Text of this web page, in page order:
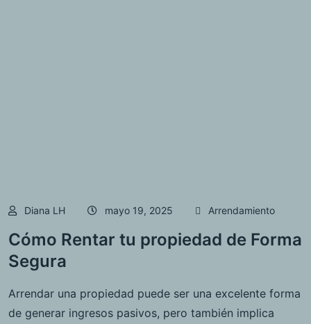
Diana LH mayo 19, 2025 Arrendamiento
Cómo Rentar tu propiedad de Forma
Segura
Arrendar una propiedad puede ser una excelente forma
de generar ingresos pasivos, pero también implica